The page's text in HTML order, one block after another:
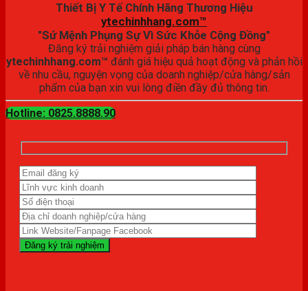
Thiết Bị Y Tế Chính Hãng Thương Hiệu
ytechinhhang.com™
"Sứ Mệnh Phụng Sự Vì Sức Khỏe Cộng Đồng"
Đăng ký trải nghiệm giải pháp bán hàng cùng
ytechinhhang.com™ đánh giá hiệu quả hoạt động và phản hồi
về nhu cầu, nguyện vọng của doanh nghiệp/cửa hàng/sản
phẩm của bạn xin vui lòng điền đầy đủ thông tin.
Hotline: 0825.8888.90